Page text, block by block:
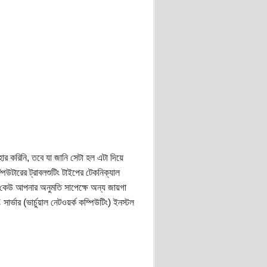
তবে যা জানি সেটা হল এটা দিয়ে
ট্রাবলশুটিং টাইপের টেকনিক্যাল
আপনার অনুমতি সাপেক্ষে অন্য জায়গা
(ভার্চুয়াল নেটওয়র্ক কম্পিউটিং) ইনস্টল